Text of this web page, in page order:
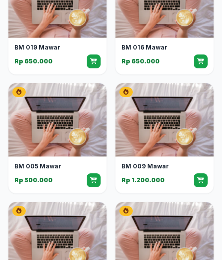
BM 019 Mawar
Rp 650.000
BM 016 Mawar
Rp 650.000
BM 005 Mawar
Rp 500.000
BM 009 Mawar
Rp 1.200.000